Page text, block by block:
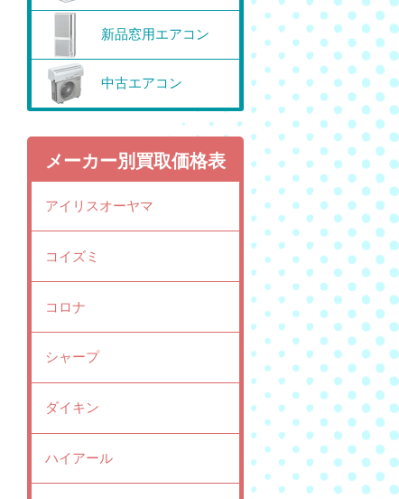
新品窓用エアコン
中古エアコン
メーカー別買取価格表
アイリスオーヤマ
コイズミ
コロナ
シャープ
ダイキン
ハイアール